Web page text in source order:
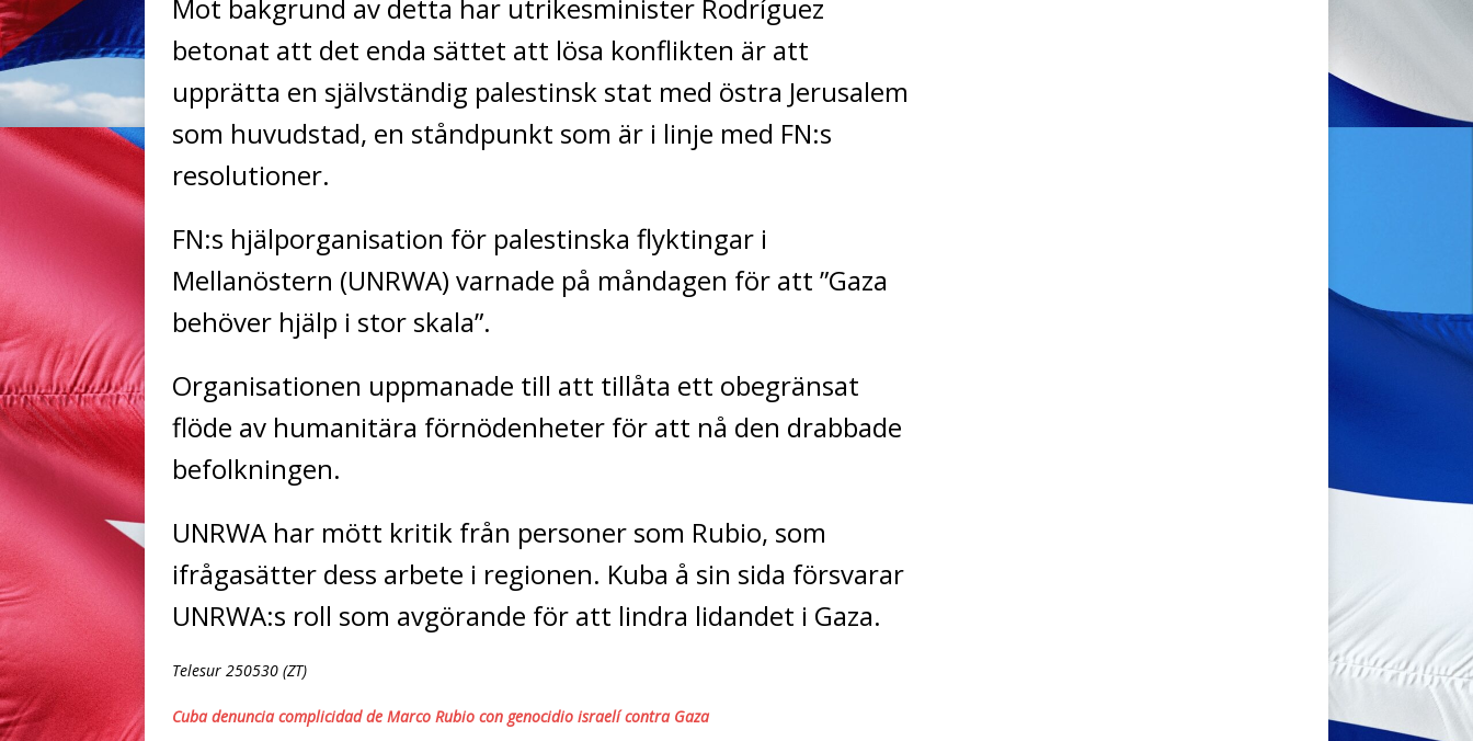
Mot bakgrund av detta har utrikesminister Rodríguez
betonat att det enda sättet att lösa konflikten är att
upprätta en självständig palestinsk stat med östra Jerusalem
som huvudstad, en ståndpunkt som är i linje med FN:s
resolutioner.
FN:s hjälporganisation för palestinska flyktingar i
Mellanöstern (UNRWA) varnade på måndagen för att ”Gaza
behöver hjälp i stor skala”.
Organisationen uppmanade till att tillåta ett obegränsat
flöde av humanitära förnödenheter för att nå den drabbade
befolkningen.
UNRWA har mött kritik från personer som Rubio, som
ifrågasätter dess arbete i regionen. Kuba å sin sida försvarar
UNRWA:s roll som avgörande för att lindra lidandet i Gaza.
Telesur 250530 (ZT)
Cuba denuncia complicidad de Marco Rubio con genocidio israelí contra Gaza